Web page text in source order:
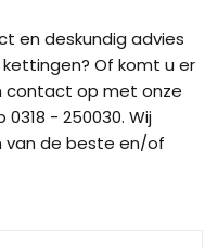
en deskundig advies
Of komt u er
contact op met onze
- 250030. Wij
van de beste en/of